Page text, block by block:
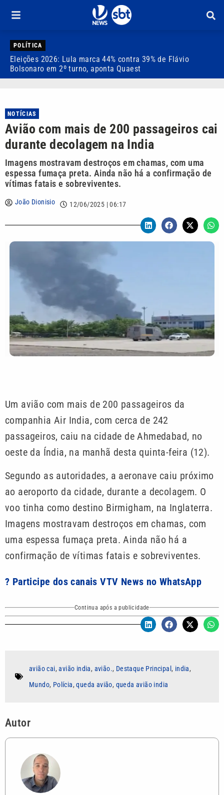
POLÍTICA
Eleições 2026: Lula marca 44% contra 39% de Flávio
Bolsonaro em 2º turno, aponta Quaest
NOTÍCIAS
Avião com mais de 200 passageiros cai
durante decolagem na India
Imagens mostravam destroços em chamas, com uma
espessa fumaça preta. Ainda não há a confirmação de
vítimas fatais e sobreviventes.
João Dionisio 12/06/2025 | 06:17
Um avião com mais de 200 passageiros da
companhia Air India, com cerca de 242
passageiros, caiu na cidade de Ahmedabad, no
oeste da Índia, na manhã desta quinta-feira (12).
Segundo as autoridades, a aeronave caiu próximo
ao aeroporto da cidade, durante a decolagem. O
voo tinha como destino Birmigham, na Inglaterra.
Imagens mostravam destroços em chamas, com
uma espessa fumaça preta. Ainda não há a
confirmação de vítimas fatais e sobreviventes.
? Participe dos canais VTV News no WhatsApp
Continua após a publicidade
avião cai,avião india, avião., Destaque Principal, india,
Mundo, Polícia,queda avião, queda avião india
Autor